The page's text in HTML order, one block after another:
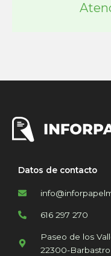
Datos de contacto
616 297 270
Paseo de los
22300-Barbastro